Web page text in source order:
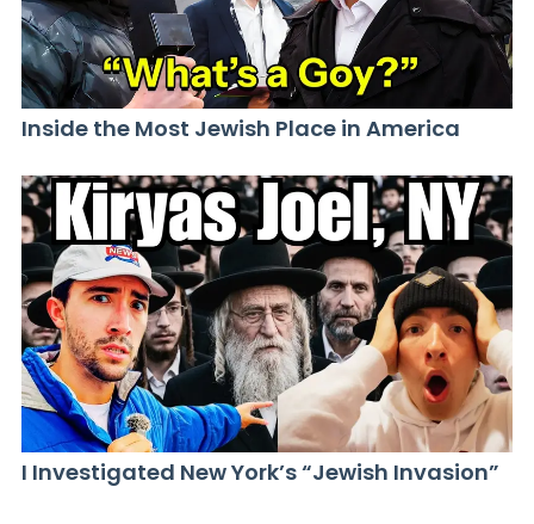
Inside the Most Jewish Place in America
I Investigated New York’s “Jewish Invasion”